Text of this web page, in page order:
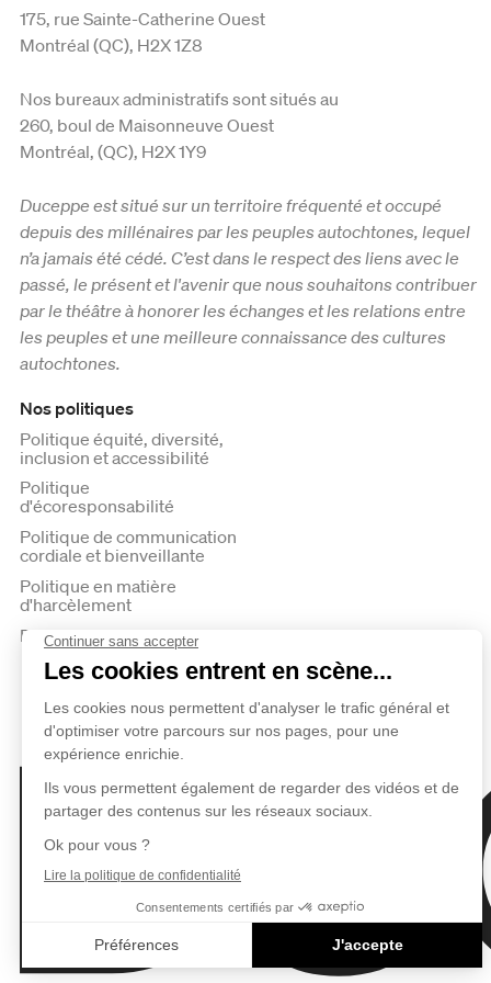
175, rue Sainte-Catherine Ouest
Montréal (QC), H2X 1Z8
Nos bureaux administratifs sont situés au
260, boul de Maisonneuve Ouest
Montréal, (QC), H2X 1Y9
Duceppe est situé sur un territoire fréquenté et occupé
depuis des millénaires par les peuples autochtones, lequel
n’a jamais été cédé. C’est dans le respect des liens avec le
passé, le présent et l'avenir que nous souhaitons contribuer
par le théâtre à honorer les échanges et les relations entre
les peuples et une meilleure connaissance des cultures
autochtones.
Nos politiques
Politique équité, diversité,
inclusion et accessibilité
Politique
d'écoresponsabilité
Politique de communication
cordiale et bienveillante
Politique en matière
d'harcèlement
Politique de confidentialité